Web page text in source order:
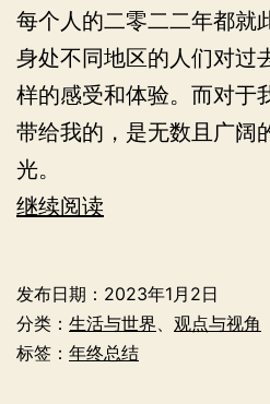
每个人的二零二二年都就
身处不同地区的人们对过
样的感受和体验。而对于
带给我的，是无数且广阔
光。
继续阅读
我
的
发布日期： 2023年1月2日
分类： 生活与世界、 观点与视角
标签： 年终总结